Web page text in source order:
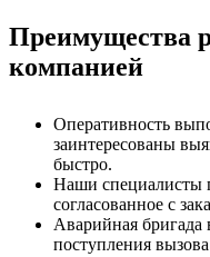
Преимущества
компанией
Оперативность
заинтересованы
быстро.
Наши специалисты
согласованное с
Аварийная бригада
поступления